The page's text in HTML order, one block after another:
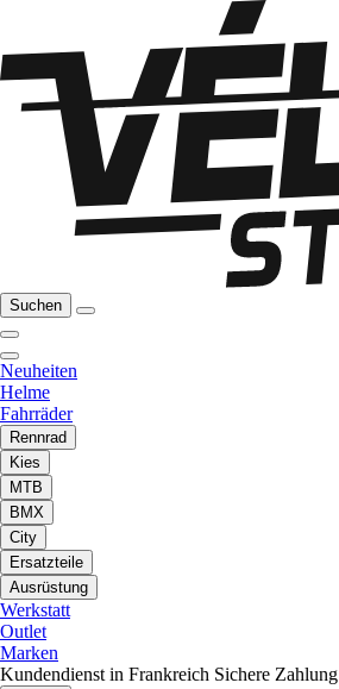
Suchen
Neuheiten
Helme
Fahrräder
Rennrad
Kies
MTB
BMX
City
Ersatzteile
Ausrüstung
Werkstatt
Outlet
Marken
Kundendienst in Frankreich Sichere Zahlung